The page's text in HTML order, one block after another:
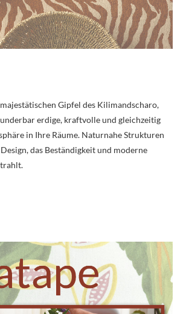
Gipfel des Kilimandscharo,
erdige, kraftvolle und gleichzeitig
in Ihre Räume. Naturnahe Strukturen
das Beständigkeit und moderne